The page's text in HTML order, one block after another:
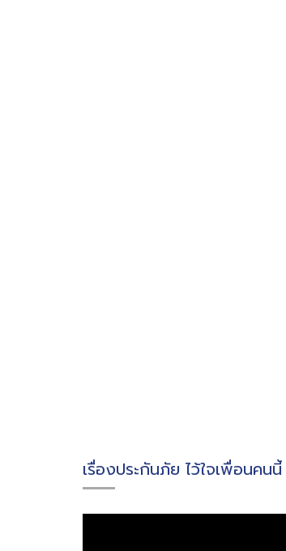
เรื่องประกันภัย ไว้ใจเพื่อนคนนี้